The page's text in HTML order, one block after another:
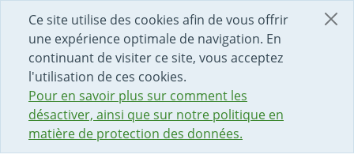
Ce site utilise des cookies afin de vous offrir
une expérience optimale de navigation. En
continuant de visiter ce site, vous acceptez
l'utilisation de ces cookies.
Pour en savoir plus sur comment les
désactiver, ainsi que sur notre politique en
matière de protection des données.
DÉBUT DU CONTENU DE LA PAGE
ACCÈS AU CHAMP DE RECHERCHE
PAGE D'ACCUEIL
FORMULAIRE DE CONTACT